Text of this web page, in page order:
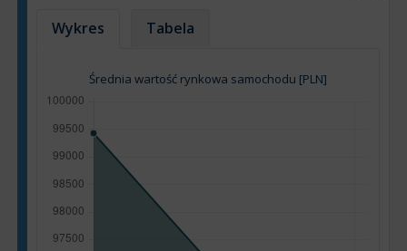
Wykres Tabela
Średnia wartość rynkowa samochodu [PLN]